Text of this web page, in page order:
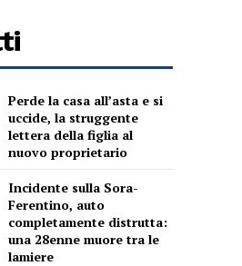
Perde la casa all’asta e si
uccide, la struggente
lettera della figlia al
nuovo proprietario
Incidente sulla Sora-
Ferentino, auto
completamente distrutta:
una 28enne muore tra le
lamiere